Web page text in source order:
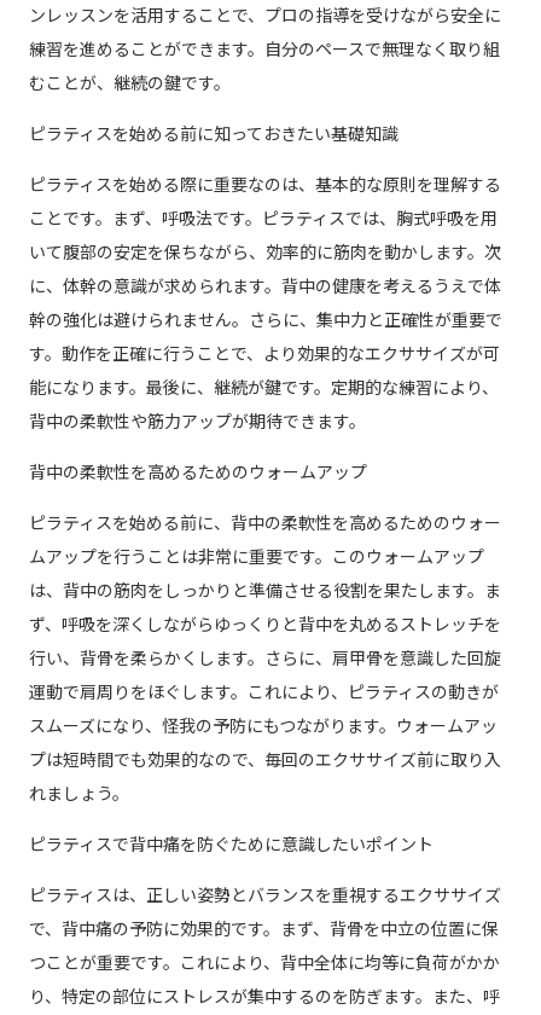
ンレッスンを活用することで、プロの指導を受けながら安全に
練習を進めることができます。自分のペースで無理なく取り組
むことが、継続の鍵です。
ピラティスを始める前に知っておきたい基礎知識
ピラティスを始める際に重要なのは、基本的な原則を理解する
ことです。まず、呼吸法です。ピラティスでは、胸式呼吸を用
いて腹部の安定を保ちながら、効率的に筋肉を動かします。次
に、体幹の意識が求められます。背中の健康を考えるうえで体
幹の強化は避けられません。さらに、集中力と正確性が重要で
す。動作を正確に行うことで、より効果的なエクササイズが可
能になります。最後に、継続が鍵です。定期的な練習により、
背中の柔軟性や筋力アップが期待できます。
背中の柔軟性を高めるためのウォームアップ
ピラティスを始める前に、背中の柔軟性を高めるためのウォー
ムアップを行うことは非常に重要です。このウォームアップ
は、背中の筋肉をしっかりと準備させる役割を果たします。ま
ず、呼吸を深くしながらゆっくりと背中を丸めるストレッチを
行い、背骨を柔らかくします。さらに、肩甲骨を意識した回旋
運動で肩周りをほぐします。これにより、ピラティスの動きが
スムーズになり、怪我の予防にもつながります。ウォームアッ
プは短時間でも効果的なので、毎回のエクササイズ前に取り入
れましょう。
ピラティスで背中痛を防ぐために意識したいポイント
ピラティスは、正しい姿勢とバランスを重視するエクササイズ
で、背中痛の予防に効果的です。まず、背骨を中立の位置に保
つことが重要です。これにより、背中全体に均等に負荷がかか
り、特定の部位にストレスが集中するのを防ぎます。また、呼